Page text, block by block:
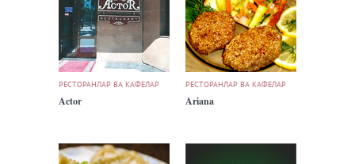
РЕСТОРАНЛАР ВА КАФЕЛАР
Actor
РЕСТОРАНЛАР ВА КАФЕЛАР
Ariana